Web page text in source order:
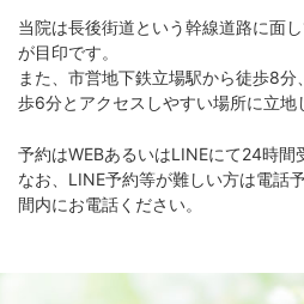
当院は長後街道という幹線道路に面
が目印です。
また、市営地下鉄立場駅から徒歩8
歩6分とアクセスしやすい場所に立地
予約はWEBあるいはLINEにて24時間
なお、LINE予約等が難しい方は電話
間内にお電話ください。